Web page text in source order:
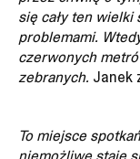
się cały ten
problemami.
czerwonych
zebranych. Janek
To miejsce